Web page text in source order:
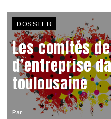
Par
DOSSIER
Les comités
d’entreprise
toulousaine